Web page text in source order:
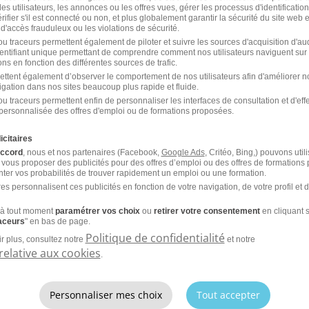
Didenheim
pour le métier
dans d'autres villes
Emploi Chargé de recrutement Lyon
Emploi Chargé de recrutement Toulouse
Emploi Chargé de recrutement Lille
Emploi Chargé de recrutement Strasbourg
par ville
utilisateurs, les annonces ou les offres vues, gérer les processus
s'il est connecté ou non, et plus globalement garantir la sécurité du site web
d'accès frauduleux ou les violations de sécurité.
traceurs permettent également de piloter et suivre les sources d'acquisition
unique permettant de comprendre comment nos utilisateurs naviguent sur
en fonction des différentes sources de trafic.
également d’observer le comportement de nos utilisateurs afin d'améliorer
dans nos sites beaucoup plus rapide et fluide.
traceurs permettent enfin de personnaliser les interfaces de consultation et
des offres d'emploi ou de formations proposées.
, nous et nos partenaires (Facebook, Google Ads, Critéo, Bing,) pouvons
proposer des publicités pour des offres d’emploi ou des offres de formations
vos probabilités de trouver rapidement un emploi ou une formation.
personnalisent ces publicités en fonction de votre navigation, de votre profil et
tout momentparamétrer vos choixou retirer votre consentementen cliquant
" en bas de page.
plus, consultez notre Politique de confidentialité et notre
aux cookies.
Personnaliser mes choix Tout accepter